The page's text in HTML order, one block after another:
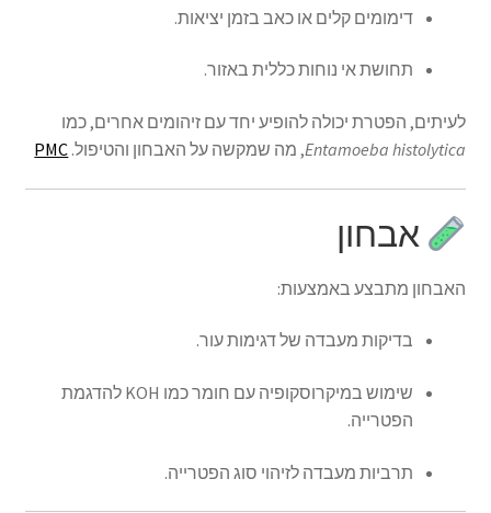
דימומים קלים או כאב בזמן יציאות.
תחושת אי נוחות כללית באזור.
לעיתים, הפטרת יכולה להופיע יחד עם זיהומים אחרים, כמו
Entamoeba histolytica, מה שמקשה על האבחון והטיפול. PMC
אבחון
האבחון מתבצע באמצעות:
בדיקות מעבדה של דגימות עור.
שימוש במיקרוסקופיה עם חומר כמו KOH להדגמת
הפטרייה.
תרביות מעבדה לזיהוי סוג הפטרייה.